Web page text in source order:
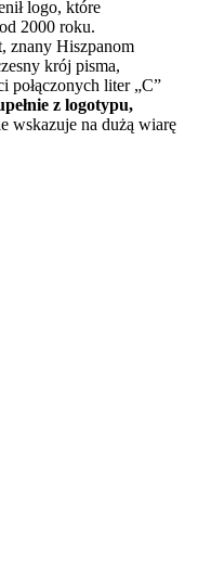
logo, które
2000 roku.
znany Hiszpanom
krój pisma,
połączonych liter „C”
z logotypu,
wskazuje na dużą wiarę